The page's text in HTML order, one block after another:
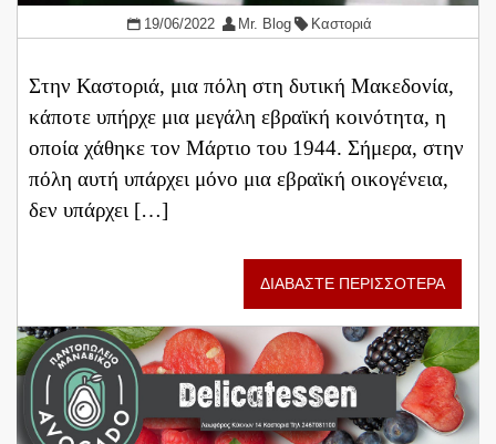
19/06/2022 Mr. Blog Καστοριά
Στην Καστοριά, μια πόλη στη δυτική Μακεδονία,
κάποτε υπήρχε μια μεγάλη εβραϊκή κοινότητα, η
οποία χάθηκε τον Μάρτιο του 1944. Σήμερα, στην
πόλη αυτή υπάρχει μόνο μια εβραϊκή οικογένεια,
δεν υπάρχει […]
ΔΙΑΒΑΣΤΕ ΠΕΡΙΣΣΟΤΕΡΑ